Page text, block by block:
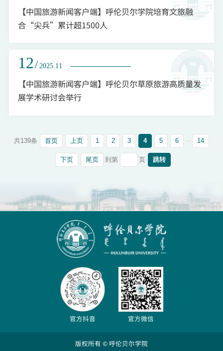
【中国旅游新闻客户端】呼伦贝尔学院培育文旅融
合“尖兵”累计超1500人
12/ 2025.11
【中国旅游新闻客户端】呼伦贝尔草原旅游高质量发
展学术研讨会举行
共139条 首页 上页 1 2 3 4 5 6 14
下页 尾页 到第 页 跳转
官方抖音 官方微信
版权所有 © 呼伦贝尔学院